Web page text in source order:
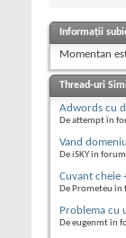
Informații
Momentan
Thread-uri
Adwords cu
De attempt în
Vand
De iSKY în
Cuvant cheie
De Prometeu în
Problema cu
De eugenmt în